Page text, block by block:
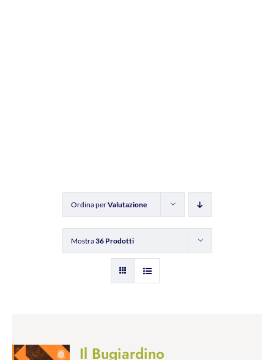
Ordina perValutazione
Mostra36 Prodotti
Il Bugiardino